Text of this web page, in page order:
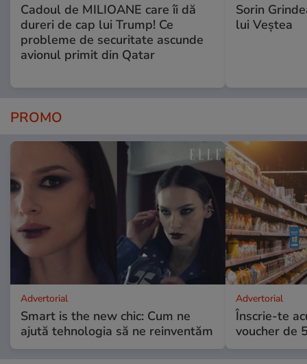
Cadoul de MILIOANE care îi dă
dureri de cap lui Trump! Ce
probleme de securitate ascunde
avionul primit din Qatar
Sorin
lui Veștea
PROMO
Advertorial
Smart is the new chic: Cum ne
ajută tehnologia să ne reinventăm
Advertorial
Înscrie-te
voucher de